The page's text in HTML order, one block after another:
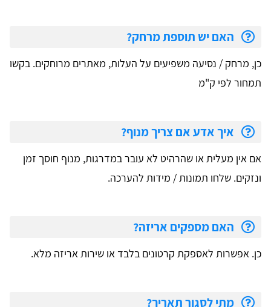
האם יש תוספת מרחק?
כן, מרחק / נסיעה משפיעים על העלות, מאתרים מרוחקים. בקשו
תמחור לפי ק"מ
איך אדע אם צריך מנוף?
אם אין מעלית או שהרהיט לא עובר במדרגות, מנוף חוסך זמן
ונזקים. שלחו תמונות / מידות להערכה.
האם מספקים אריזה?
כן. אפשרות לאספקת קרטונים בלבד או שירות אריזה מלא.
מתי לסגור תאריך?